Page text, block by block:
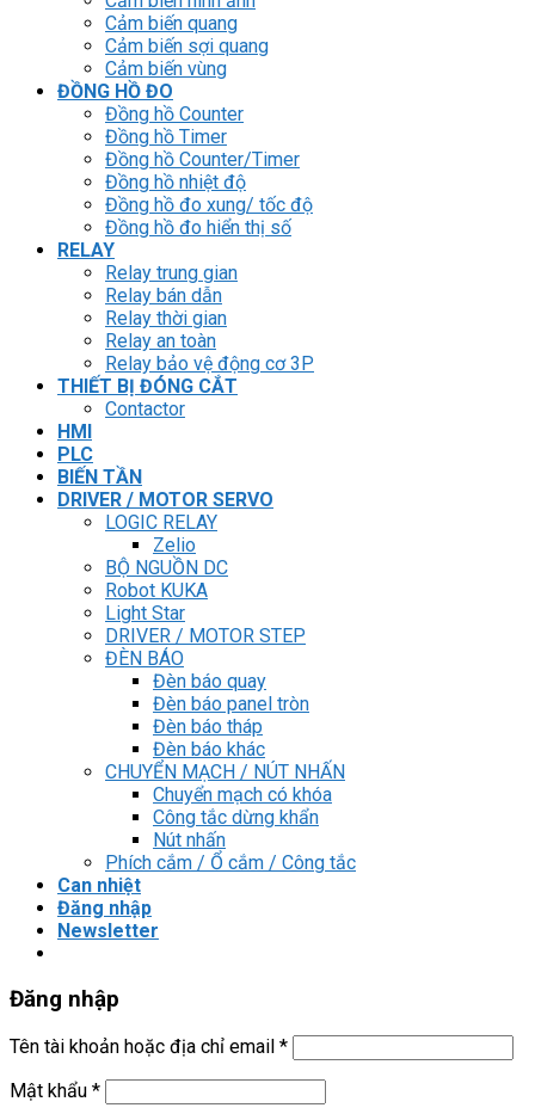
Cảm biến quang
Cảm biến sợi quang
Cảm biến vùng
ĐỒNG HỒ ĐO
Đồng hồ Counter
Đồng hồ Timer
Đồng hồ Counter/Timer
Đồng hồ nhiệt độ
Đồng hồ đo xung/ tốc độ
Đồng hồ đo hiển thị số
RELAY
Relay trung gian
Relay bán dẫn
Relay thời gian
Relay an toàn
Relay bảo vệ động cơ 3P
THIẾT BỊ ĐÓNG CẮT
Contactor
HMI
PLC
BIẾN TẦN
DRIVER / MOTOR SERVO
LOGIC RELAY
Zelio
BỘ NGUỒN DC
Robot KUKA
Light Star
DRIVER / MOTOR STEP
ĐÈN BÁO
Đèn báo quay
Đèn báo panel tròn
Đèn báo tháp
Đèn báo khác
CHUYỂN MẠCH / NÚT NHẤN
Chuyển mạch có khóa
Công tắc dừng khẩn
Nút nhấn
Phích cắm / Ổ cắm / Công tắc
Can nhiệt
Đăng nhập
Newsletter
Đăng nhập
Tên tài khoản hoặc địa chỉ email *
Mật khẩu *